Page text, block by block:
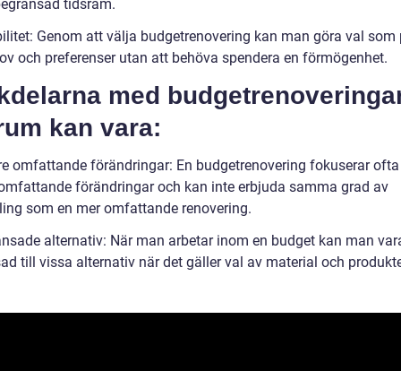
tidsram.
Genom att välja budgetrenovering kan man göra val som
och preferenser utan att behöva spendera en förmögenhet.
med
kan vara:
omfattande förändringar: En budgetrenovering fokuserar
förändringar och kan inte erbjuda samma grad av
som en mer omfattande renovering.
alternativ: När man arbetar inom en budget kan man
till vissa alternativ när det gäller val av material och